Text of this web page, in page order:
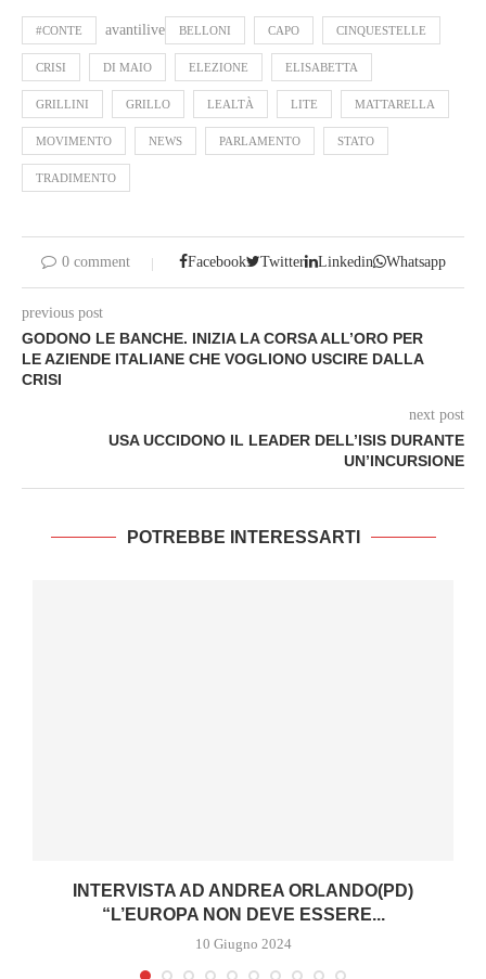
#CONTE avantilive BELLONI CAPO CINQUESTELLE
CRISI DI MAIO ELEZIONE ELISABETTA
GRILLINI GRILLO LEALTÀ LITE MATTARELLA
MOVIMENTO NEWS PARLAMENTO STATO
TRADIMENTO
0 comment Facebook Twitter Linkedin Whatsapp
previous post
GODONO LE BANCHE. INIZIA LA CORSA ALL’ORO PER
LE AZIENDE ITALIANE CHE VOGLIONO USCIRE DALLA
CRISI
next post
USA UCCIDONO IL LEADER DELL’ISIS DURANTE
UN’INCURSIONE
POTREBBE INTERESSARTI
INTERVISTA AD ANDREA ORLANDO(PD)
“L’EUROPA NON DEVE ESSERE...
10 Giugno 2024